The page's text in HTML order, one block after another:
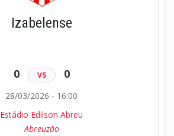
Izabelense
0 VS 0
28/03/2026 - 16:00
Estádio Edilson Abreu
Abreuzão